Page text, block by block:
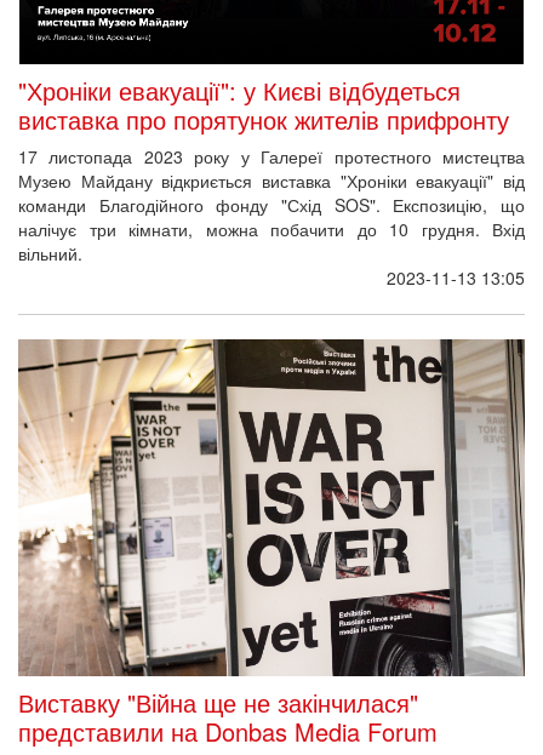
"Хроніки евакуації": у Києві відбудеться
виставка про порятунок жителів прифронту
17 листопада 2023 року у Галереї протестного мистецтва
Музею Майдану відкриється виставка "Хроніки евакуації" від
команди Благодійного фонду "Схід SOS". Експозицію, що
налічує три кімнати, можна побачити до 10 грудня. Вхід
вільний.
2023-11-13 13:05
Виставку "Війна ще не закінчилася"
представили на Donbas Media Forum